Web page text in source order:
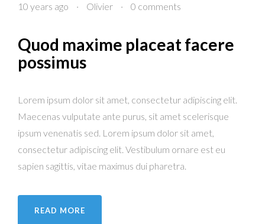
10 years ago · Olivier · 0 comments
Quod maxime placeat facere
possimus
Lorem ipsum dolor sit amet, consectetur adipiscing elit.
Maecenas vulputate ante purus, sit amet scelerisque
ipsum venenatis sed. Lorem ipsum dolor sit amet,
consectetur adipiscing elit. Vestibulum ornare est eu
sapien sagittis, vitae maximus dui pharetra.
READ MORE